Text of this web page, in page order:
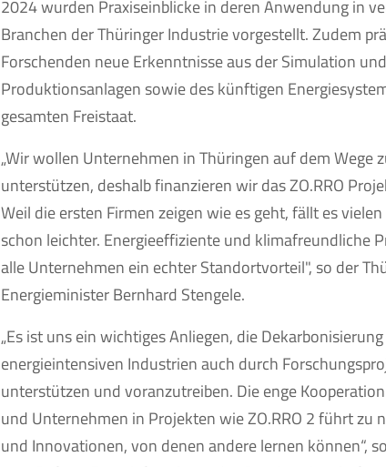
2024 wurden Praxiseinblicke in deren Anwendung in
Branchen der Thüringer Industrie vorgestellt. Zudem
Forschenden neue Erkenntnisse aus der Simulation
Produktionsanlagen sowie des künftigen
gesamten Freistaat.
„Wir wollen Unternehmen in Thüringen auf dem Wege
unterstützen, deshalb finanzieren wir das ZO.RRO
Weil die ersten Firmen zeigen wie es geht, fällt es
schon leichter. Energieeffiziente und klimafreundliche
alle Unternehmen ein echter Standortvorteil", so der
Energieminister Bernhard Stengele.
„Es ist uns ein wichtiges Anliegen, die
energieintensiven Industrien auch durch
unterstützen und voranzutreiben. Die enge
und Unternehmen in Projekten wie ZO.RRO 2 führt zu
und Innovationen, von denen andere lernen können“,